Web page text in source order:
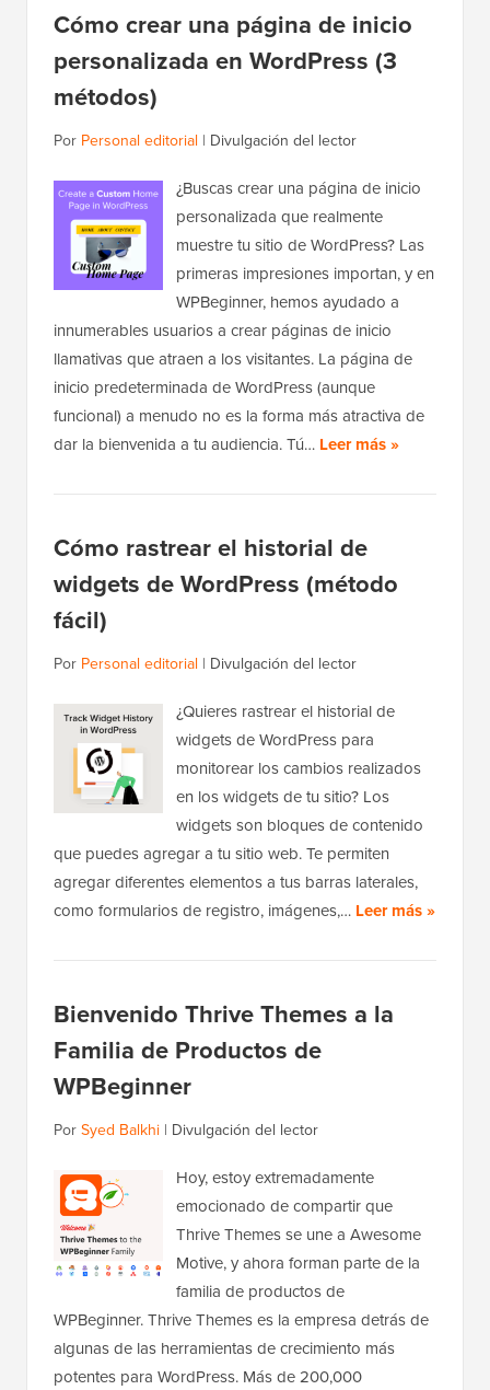
Cómo crear una página de inicio
personalizada en WordPress (3
métodos)
Por Personal editorial | Divulgación del lector
¿Buscas crear una página de inicio
personalizada que realmente
muestre tu sitio de WordPress? Las
primeras impresiones importan, y en
WPBeginner, hemos ayudado a
innumerables usuarios a crear páginas de inicio
llamativas que atraen a los visitantes. La página de
inicio predeterminada de WordPress (aunque
funcional) a menudo no es la forma más atractiva de
dar la bienvenida a tu audiencia. Tú… Leer más »
Cómo rastrear el historial de
widgets de WordPress (método
fácil)
Por Personal editorial | Divulgación del lector
¿Quieres rastrear el historial de
widgets de WordPress para
monitorear los cambios realizados
en los widgets de tu sitio? Los
widgets son bloques de contenido
que puedes agregar a tu sitio web. Te permiten
agregar diferentes elementos a tus barras laterales,
como formularios de registro, imágenes,… Leer más »
Bienvenido Thrive Themes a la
Familia de Productos de
WPBeginner
Por Syed Balkhi | Divulgación del lector
Hoy, estoy extremadamente
emocionado de compartir que
Thrive Themes se une a Awesome
Motive, y ahora forman parte de la
familia de productos de
WPBeginner. Thrive Themes es la empresa detrás de
algunas de las herramientas de crecimiento más
potentes para WordPress. Más de 200,000